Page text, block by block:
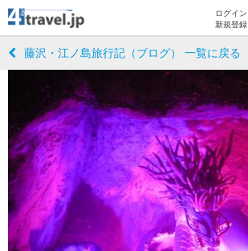
ログイン
新規登録
藤沢・江ノ島旅行記（ブログ） 一覧に戻る